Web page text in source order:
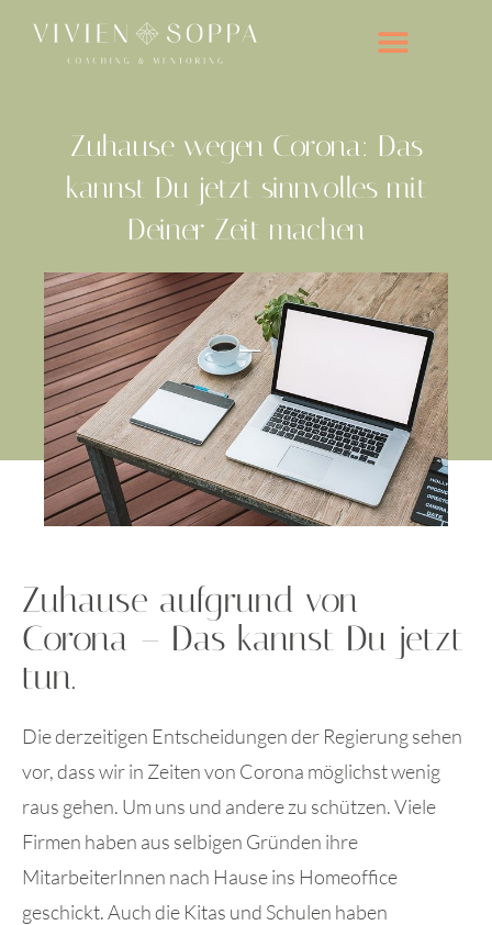
Zuhause wegen Corona: Das
kannst Du jetzt sinnvolles mit
Deiner Zeit machen
Zuhause aufgrund von
Corona – Das kannst Du jetzt
tun.
Die derzeitigen Entscheidungen der Regierung sehen
vor, dass wir in Zeiten von Corona möglichst wenig
raus gehen. Um uns und andere zu schützen. Viele
Firmen haben aus selbigen Gründen ihre
MitarbeiterInnen nach Hause ins Homeoffice
geschickt. Auch die Kitas und Schulen haben